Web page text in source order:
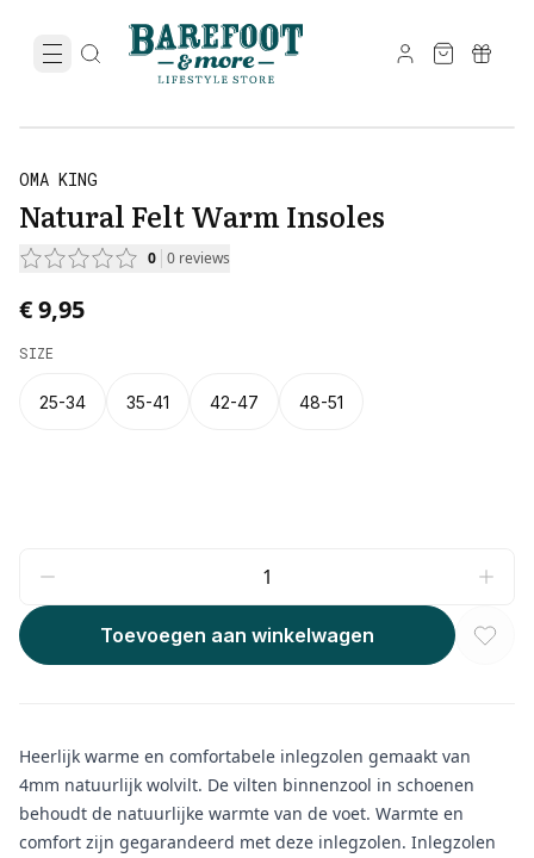
OMA KING
Natural Felt Warm Insoles
0 0 reviews
€ 9,95
SIZE
25-34 35-41 42-47 48-51
Toevoegen aan winkelwagen
Heerlijk warme en comfortabele inlegzolen gemaakt van
4mm natuurlijk wolvilt. De vilten binnenzool in schoenen
behoudt de natuurlijke warmte van de voet. Warmte en
comfort zijn gegarandeerd met deze inlegzolen. Inlegzolen